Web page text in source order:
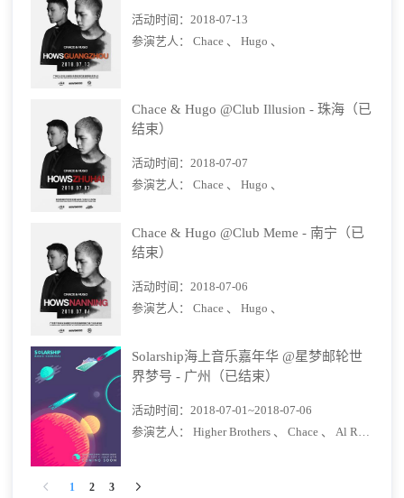
活动时间：2018-07-13
参演艺人：Chace 、Hugo 、
Chace & Hugo @Club Illusion - 珠海（已
结束）
活动时间：2018-07-07
参演艺人：Chace 、Hugo 、
Chace & Hugo @Club Meme - 南宁（已
结束）
活动时间：2018-07-06
参演艺人：Chace 、Hugo 、
Solarship海上音乐嘉年华 @星梦邮轮世
界梦号 - 广州（已结束）
活动时间：2018-07-01~2018-07-06
参演艺人：Higher Brothers 、Chace 、Al Rocco 、
1 2 3